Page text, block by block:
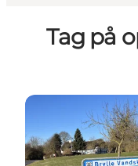
Tag på